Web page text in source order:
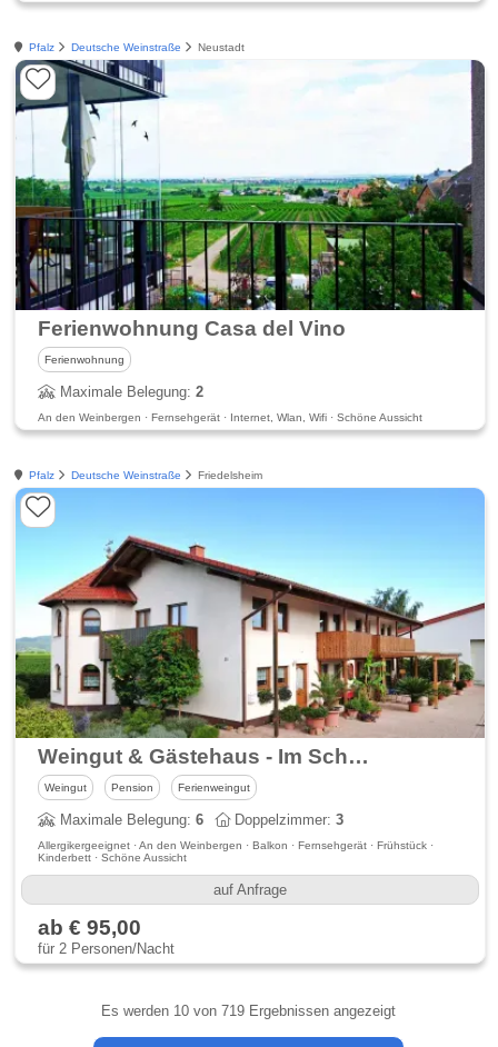
Pfalz Deutsche Weinstraße Neustadt
Ferienwohnung Casa del Vino
Ferienwohnung
Maximale Belegung:2
An den Weinbergen · Fernsehgerät · Internet, Wlan, Wifi · Schöne Aussicht
Pfalz Deutsche Weinstraße Friedelsheim
Weingut & Gästehaus - Im Schloßgarten
Weingut Pension Ferienweingut
Maximale Belegung:6 Doppelzimmer:3
Allergikergeeignet · An den Weinbergen · Balkon · Fernsehgerät · Frühstück ·
Kinderbett · Schöne Aussicht
auf Anfrage
ab € 95,00
für 2 Personen/Nacht
Es werden 10 von 719 Ergebnissen angezeigt